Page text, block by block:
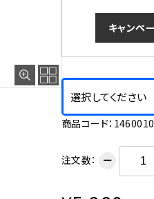
キャンペ
選択してください
商品コード：1460010
注文数： ー